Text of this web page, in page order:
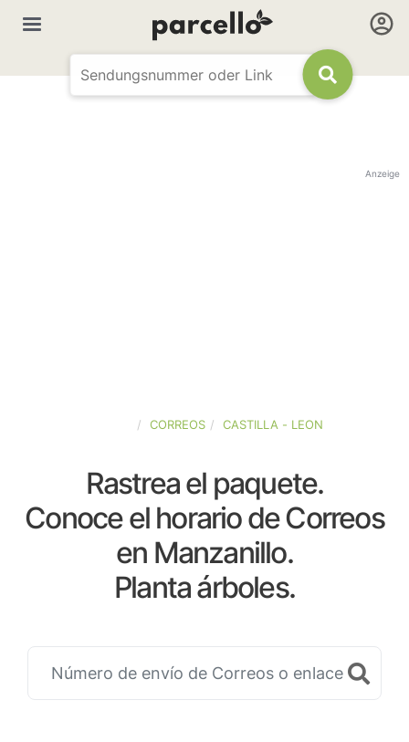
Anzeige
CORREOS CASTILLA - LEON
Rastrea el paquete.
Conoce el horario de Correos
en Manzanillo.
Planta árboles.